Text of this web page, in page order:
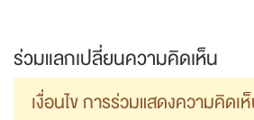
ร่วมแลกเปลี่ยนความคิดเห็น
เงื่อนไข การร่วมแสดงความคิดเ